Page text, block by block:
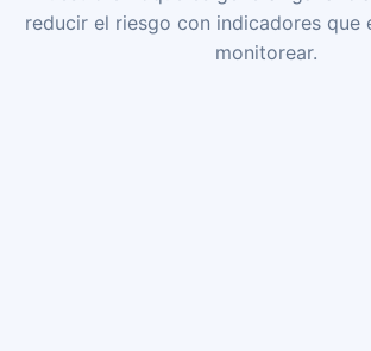
reducir el riesgo con indicadores que
monitorear.